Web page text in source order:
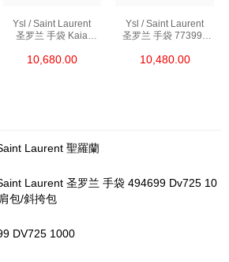
Ysl / Saint Laurent
圣罗兰 手袋 Kaia
单肩包/斜挎包
10,680.00
Ysl / Saint Laurent
圣罗兰 手袋 773995
斜挎包/手提包
10,480.00
Laurent 聖羅蘭
Laurent 圣罗兰 手袋 494699 Dv725 10
包/斜挎包
DV725 1000